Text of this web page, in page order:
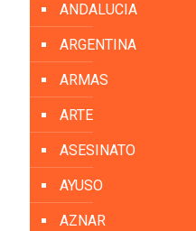
ANDALUCIA
ARGENTINA
ARMAS
ARTE
ASESINATO
AYUSO
AZNAR